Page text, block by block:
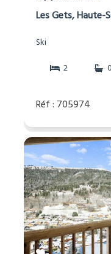
Les Gets, Haute-
Ski
2
0
Réf : 705974